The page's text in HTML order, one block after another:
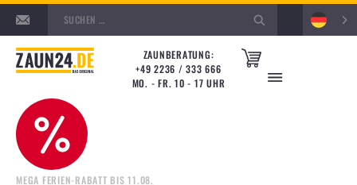
ZAUNBERATUNG:
+49 2236 / 333 666
MO. - FR. 10 - 17 UHR
MEGA FERIEN-RABATT BIS 11.08.
STARTSEITE STELLENANGEBOTE | ZAUN24